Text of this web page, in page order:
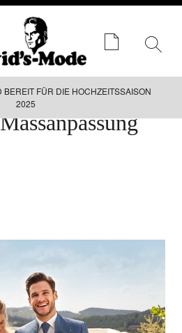
FÜR DIE HOCHZEITSSAISON
2025
Massanpassung